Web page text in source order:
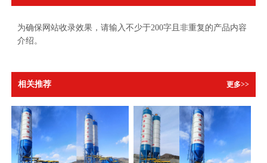
为确保网站收录效果，请输入不少于200字且非重复的产品内容
介绍。
相关推荐 更多>>